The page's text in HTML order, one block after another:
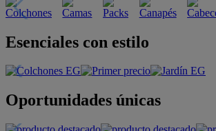
Esenciales con estilo
Oportunidades únicas